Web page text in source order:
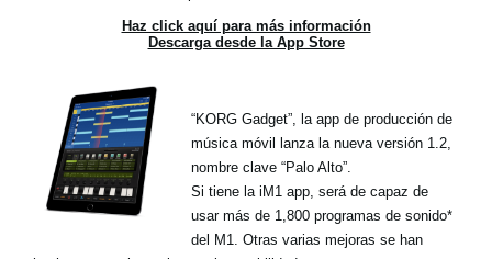
Haz click aquí para más información
Descarga desde la App Store
“KORG Gadget”, la app de producción de
música móvil lanza la nueva versión 1.2,
nombre clave “Palo Alto”.
Si tiene la iM1 app, será de capaz de
usar más de 1,800 programas de sonido*
del M1. Otras varias mejoras se han